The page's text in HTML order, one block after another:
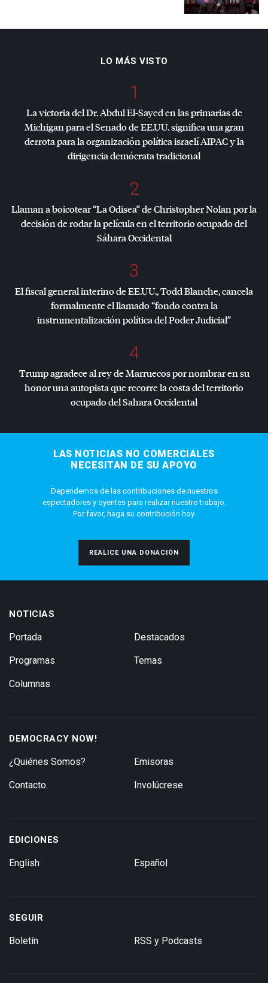
LO MÁS VISTO
1
La victoria del Dr. Abdul El-Sayed en las primarias de
Michigan para el Senado de EE.UU. significa una gran
derrota para la organización política israelíAIPACy la
dirigencia demócrata tradicional
2
Llaman a boicotear “La Odisea” de Christopher Nolan por la
decisión de rodar la película en el territorio ocupado del
Sáhara Occidental
3
El fiscal general interino de EE.UU., Todd Blanche, cancela
formalmente el llamado “fondo contra la
instrumentalización política del Poder Judicial”
4
Trump agradece al rey de Marruecos por nombrar en su
honor una autopista que recorre la costa del territorio
ocupado del Sahara Occidental
LAS NOTICIAS NO COMERCIALES
NECESITAN DE SU APOYO
Dependemos de las contribuciones de nuestros
espectadores y oyentes para realizar nuestro trabajo.
Por favor, haga su contribución hoy.
REALICE UNA DONACIÓN
NOTICIAS
Portada
Programas
Columnas
Destacados
Temas
DEMOCRACY NOW!
¿Quiénes Somos?
Contacto
Emisoras
Involúcrese
EDICIONES
English Español
SEGUIR
Boletín RSS y Podcasts